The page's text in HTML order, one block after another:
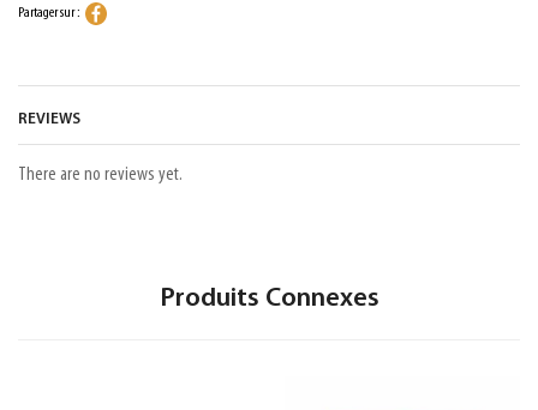
Partager sur :
REVIEWS
There are no reviews yet.
Produits Connexes